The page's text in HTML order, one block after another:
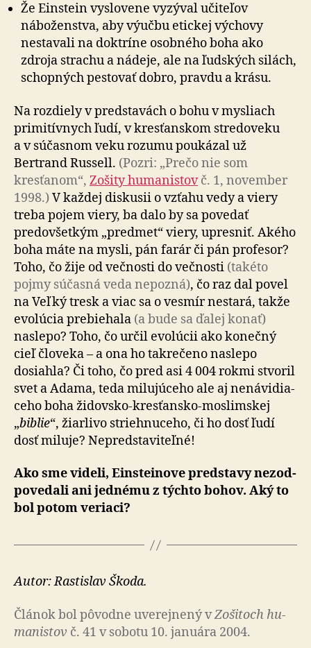
Že Einstein vyslovene vyzýval učiteľov
náboženstva, aby výučbu etickej výchovy
nesta­vali na doktríne osobného boha ako
zdroja strachu a nádeje, ale na ľudských silách,
schopných pestovať dobro, pravdu a krásu.
Na rozdiely v predstavách o bohu v mysliach
primitívnych ľudí, v kres­ťan­skom stre­do­veku
a v súčasnom veku rozumu poukázal už
Bertrand Russell. (Pozri: „Prečo nie som
kresťanom“, Zošity humanistovč. 1, november
1998.)V každej diskusii o vzťahu vedy a viery
treba pojem viery, ba dalo by sa povedať
predovšetkým „predmet“ viery, upresniť. Akého
boha máte na mysli, pán farár či pán profesor?
Toho, čo žije od večnosti do večnosti (takéto
pojmy súčasná veda nepozná), čo raz dal povel
na Veľký tresk a viac sa o vesmír nestará, takže
evolúcia pre­bie­hala (a bude sa ďalej konať)
naslepo? Toho, čo určil evolúcii ako konečný
cieľ človeka – a ona ho takrečeno naslepo
dosiahla? Či toho, čo pred asi 4 004 rokmi stvoril
svet a Adama, teda milujúceho ale aj ne­ná­vi­dia­
ceho boha židovsko-kres­ťan­sko-moslimskej
„biblie“, žiarlivo striehnuceho, či ho dosť ľudí
dosť miluje? Nepredstaviteľné!
Ako sme videli, Einsteinove predstavy ne­zod­
po­ve­dali ani jednému z týchto bohov. Aký to
bol potom veriaci?
Autor: Rastislav Škoda.
Článok bol pô­vod­ne uve­rej­ne­ný vZo­ši­toch hu­
ma­nis­tov č. 41 v sobotu 10. januára 2004.